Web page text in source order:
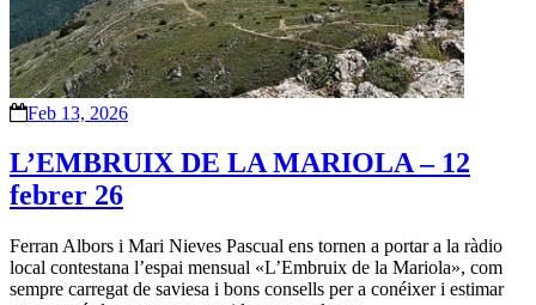
Feb 13, 2026
L’EMBRUIX DE LA MARIOLA – 12
febrer 26
Ferran Albors i Mari Nieves Pascual ens tornen a portar a la ràdio
local contestana l’espai mensual «L’Embruix de la Mariola», com
sempre carregat de saviesa i bons consells per a conéixer i estimar